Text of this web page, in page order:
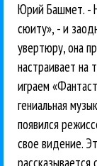
Юрий Башмет. -
сюиту», - и
увертюру, она
настраивает на
играем
гениальная
появился
свое видение.